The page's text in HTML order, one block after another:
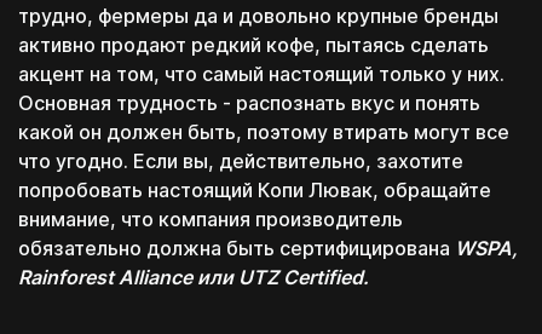
трудно, фермеры да и довольно крупные бренды
активно продают редкий кофе, пытаясь сделать
акцент на том, что самый настоящий только у них.
Основная трудность - распознать вкус и понять
какой он должен быть, поэтому втирать могут все
что угодно. Если вы, действительно, захотите
попробовать настоящий Копи Лювак, обращайте
внимание, что компания производитель
обязательно должна быть сертифицирована WSPA,
Rainforest Alliance или UTZ Certified.